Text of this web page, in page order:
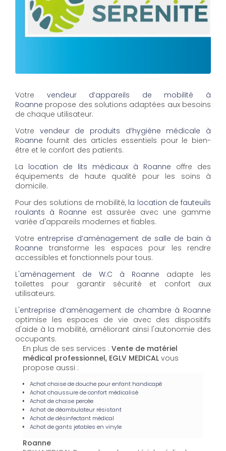
Votre vendeur d’appareils de mobilité à
Roanne propose des solutions adaptées aux besoins
de chaque utilisateur.
Votre vendeur de produits d’hygiène médicale à
Roanne fournit des articles essentiels pour le bien-
être et le confort des patients.
La location de lits médicaux à Roanne offre des
équipements de haute qualité pour les soins à
domicile.
Pour des solutions de mobilité, la location de fauteuils
roulants à Roanne est assurée avec une gamme
variée d'appareils modernes et fiables.
Votre entreprise d’aménagement de salle de bain à
Roanne transforme les espaces pour les rendre
accessibles et fonctionnels pour tous.
L'aménagement de W.C à Roanne adapte les
toilettes pour garantir sécurité et confort aux
utilisateurs.
L'entreprise d’aménagement de chambre à Roanne
optimise les espaces de vie avec des dispositifs
d'aide à la mobilité, améliorant ainsi l'autonomie des
occupants.
En plus de ses services : Vente de matériel
médical professionnel, EGLV MEDICAL vous
propose aussi :
Achat chaise de douche pour enfant handicapé
Achat chaussure de confort médicalisé
Achat de chaise percée
Achat de déambulateur résistant
Achat de désinfectant médical
Achat de gants jetables en vinyle
Roanne